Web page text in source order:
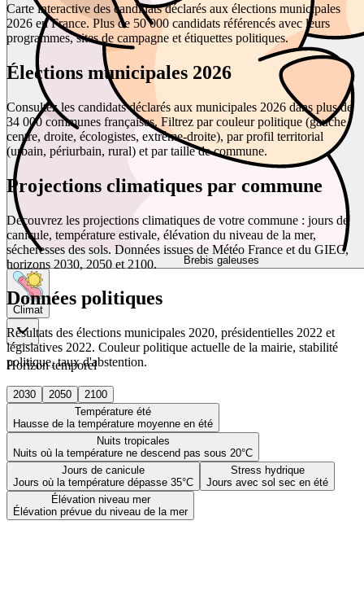
Brebis galeuses
Climat
Horizon temporel
2030 2050
2100
Température été
Hausse de la température moyenne en été
Nuits tropicales
Nuits où la température ne descend pas sous 20°C
Jours de canicule
Jours où la température dépasse 35°C
Stress hydrique
Jours avec sol sec en été
Élévation niveau mer
Élévation prévue du niveau de la mer
Carte interactive des candidats déclarés aux élections municipales
2026 en France. Plus de 50 000 candidats référencés avec leurs
programmes, sites de campagne et étiquettes politiques.
Élections municipales 2026
Consultez les candidats déclarés aux municipales 2026 dans plus de
34 000 communes françaises. Filtrez par couleur politique (gauche,
centre, droite, écologistes, extrême-droite), par profil territorial
(urbain, périurbain, rural) et par taille de commune.
Projections climatiques par commune
Découvrez les projections climatiques de votre commune : jours de
canicule, température estivale, élévation du niveau de la mer,
sécheresses des sols. Données issues de Météo France et du GIEC,
horizons 2030, 2050 et 2100.
Données politiques
Résultats des élections municipales 2020, présidentielles 2022 et
législatives 2022. Couleur politique actuelle de la mairie, stabilité
politique, taux d'abstention.